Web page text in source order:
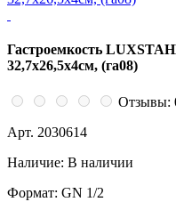
Гастроемкость
32,7х26,5х4см, (га08)
Отзывы:
Арт. 2030614
Наличие: В наличии
Формат: GN 1/2